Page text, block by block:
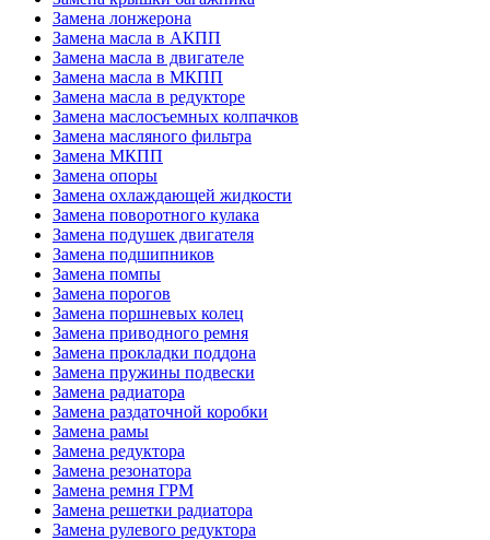
Замена лонжерона
Замена масла в АКПП
Замена масла в двигателе
Замена масла в МКПП
Замена масла в редукторе
Замена маслосъемных колпачков
Замена масляного фильтра
Замена МКПП
Замена опоры
Замена охлаждающей жидкости
Замена поворотного кулака
Замена подушек двигателя
Замена подшипников
Замена помпы
Замена порогов
Замена поршневых колец
Замена приводного ремня
Замена прокладки поддона
Замена пружины подвески
Замена радиатора
Замена раздаточной коробки
Замена рамы
Замена редуктора
Замена резонатора
Замена ремня ГРМ
Замена решетки радиатора
Замена рулевого редуктора